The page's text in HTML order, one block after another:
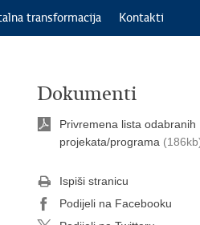
transformacija Kontakti
Dokumenti
Privremena lista odabranih
projekata/programa
Ispiši stranicu
Podijeli na Facebooku